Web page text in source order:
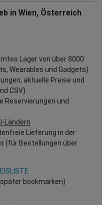
in Wien, Österreich
Lager von über 8000
Wearables und Gadgets)
aktuelle Preise und
CSV)
Reservierungen und
Ländern
Lieferung in der
(für Bestellungen über
bookmarken)